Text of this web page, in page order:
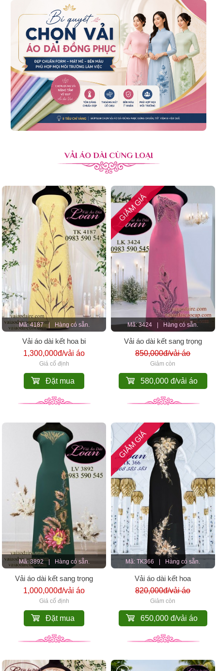
VẢI ÁO DÀI CÙNG LOẠI
Mã: 4187 | Hàng có sẵn.
Vải áo dài kết hoa bi
1,300,000đ/vải áo
Giá cố định
Đặt mua
Mã: 3424 | Hàng có sẵn.
GIẢM GIÁ
Vải áo dài kết sang trọng
850,000đ/vải áo
Giảm còn
580,000 đ/vải áo
Mã: 3892 | Hàng có sẵn.
Vải áo dài kết sang trọng
1,000,000đ/vải áo
Giá cố định
Đặt mua
Mã: TK366 Hàng có sẵn.
GIẢM GIÁ
Vải áo dài kết hoa
820,000đ/vải áo
Giảm còn
650,000 đ/vải áo